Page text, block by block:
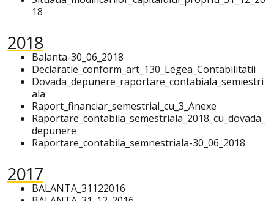
18
2018
Balanta-30_06_2018
Declaratie_conform_art_130_Legea_Contabilitatii
Dovada_depunere_raportare_contabiala_semiestri
ala
Raport_financiar_semestrial_cu_3_Anexe
Raportare_contabila_semestriala_2018_cu_dovada_
depunere
Raportare_contabila_semnestriala-30_06_2018
2017
BALANTA_31122016